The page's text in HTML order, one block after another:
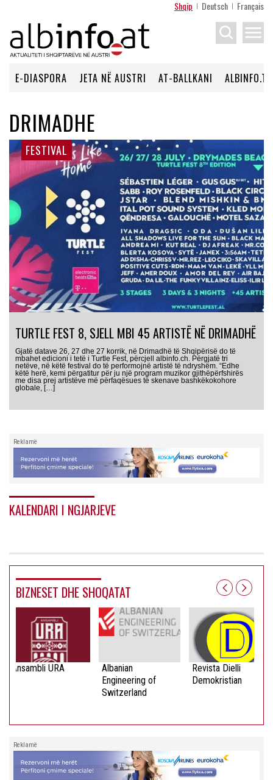
Shqip Deutsch Français
menu
E-DIASPORA JETA NË AUSTRI AT-BALLKANI ALBINFO.TV
DRIMADHE
FESTIVAL
TURTLE FEST 8, SJELL MBI 45 ARTISTË NË DRIMADHË
Gjatë datave 26, 27 dhe 27 korrik, në Drimadhë të Shqipërisë do të
mbahet edicioni i tetë i Turtle Fest, përcjell albinfo.ch. Përgjatë tri
netëve, në këtë festival do të performojnë artistë të ndryshëm. “Edhe
këtë herë, kemi përgatitur për ju një program muzikor gjithëpërfshirës
me disa prej artistëve më përfaqësues të skenave bashkëkokohore
globale, […]
Reklamë
KALENDARI I NGJARJEVE
BIZNESET DHE SHOQATAT
Ansambli URA
Albanian
Engineering of
Switzerland
Revista Dielli
Demokristian
Reklamë